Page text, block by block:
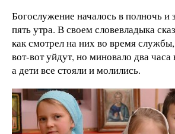
Богослужение началось в полночь и
пять утра. В своем словевладыка
как смотрел на них во время
вот-вот уйдут, но миновало два
а дети все стояли и молились.